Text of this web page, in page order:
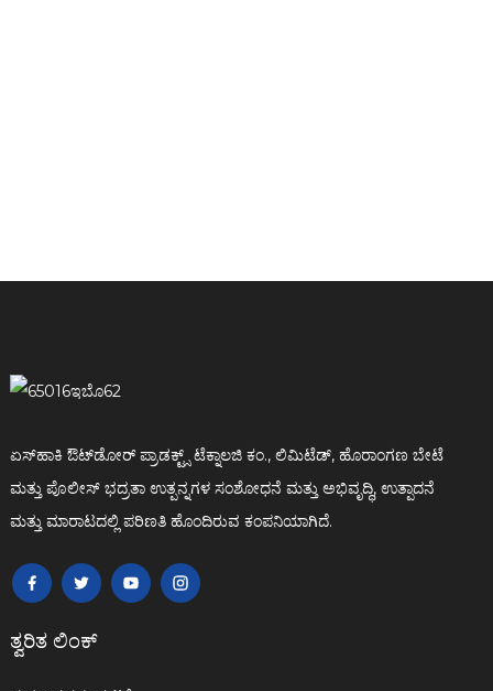
ಏಸ್‌ಹಾಕಿ ಔಟ್‌ಡೋರ್ ಪ್ರಾಡಕ್ಟ್ಸ್ ಟೆಕ್ನಾಲಜಿ ಕಂ., ಲಿಮಿಟೆಡ್, ಹೊರಾಂಗಣ ಬೇಟೆ
ಮತ್ತು ಪೊಲೀಸ್ ಭದ್ರತಾ ಉತ್ಪನ್ನಗಳ ಸಂಶೋಧನೆ ಮತ್ತು ಅಭಿವೃದ್ಧಿ, ಉತ್ಪಾದನೆ
ಮತ್ತು ಮಾರಾಟದಲ್ಲಿ ಪರಿಣತಿ ಹೊಂದಿರುವ ಕಂಪನಿಯಾಗಿದೆ.
ತ್ವರಿತ ಲಿಂಕ್